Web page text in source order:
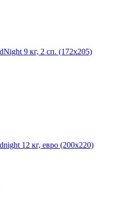
9 кг, 2 сп. (172х205)
12 кг, евро (200х220)